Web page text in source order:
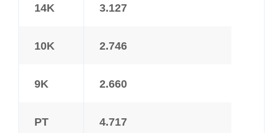
14K 3.127
10K 2.746
9K 2.660
PT 4.717